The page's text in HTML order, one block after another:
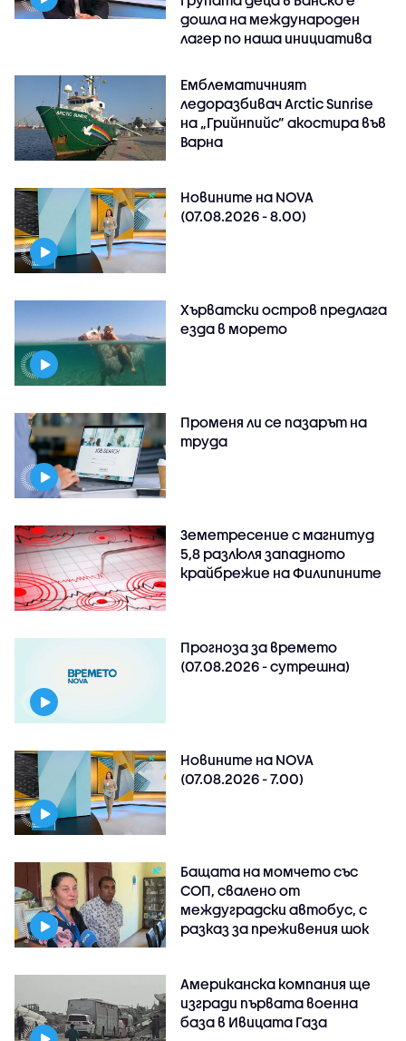
дошла на международен
лагер по наша инициатива
Емблематичният
ледоразбивач Arctic Sunrise
на „Грийнпийс” акостира във
Варна
Новините на NOVA
(07.08.2026 - 8.00)
Хърватски остров предлага
езда в морето
Променя ли се пазарът на
труда
Земетресение с магнитуд
5,8 разлюля западното
крайбрежие на Филипините
Прогноза за времето
(07.08.2026 - сутрешна)
Новините на NOVA
(07.08.2026 - 7.00)
Бащата на момчето със
СОП, свалено от
междуградски автобус, с
разказ за преживения шок
Американска компания ще
изгради първата военна
база в Ивицата Газа